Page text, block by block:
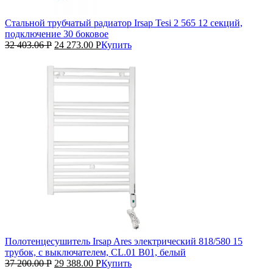
Стальной трубчатый радиатор Irsap Tesi 2 565 12 секций,
подключение 30 боковое
32 403.06Р 24 273.00 РКупить
Полотенцесушитель Irsap Ares электрический 818/580 15
трубок, с выключателем, CL.01 B01, белый
37 200.00Р 29 388.00 РКупить